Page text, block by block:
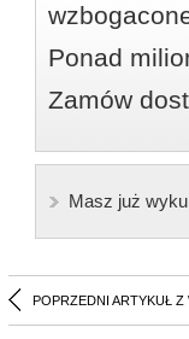
Ponad
Zamów
Masz już
POPRZEDNI ARTYKUŁ Z